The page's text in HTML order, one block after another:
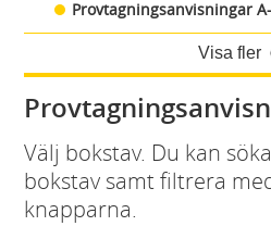
Provtagningsanvisningar
Visa fler
Välj bokstav. Du kan
bokstav samt filtrera
knapparna.